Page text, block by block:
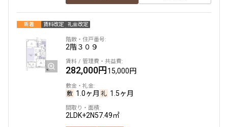
新着 賃料改定 礼金改定
2階３０９
282,000円15,000円
1.0ヶ月 1.5ヶ月
2LDK+2N57.49㎡